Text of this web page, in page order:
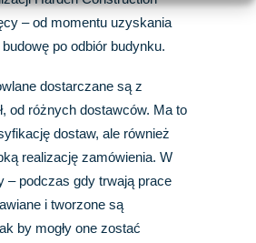
– od momentu uzyskania
po odbiór budynku.
dostarczane są z
od różnych dostawców. Ma to
dostaw, ale również
realizację zamówienia. W
– podczas gdy trwają prace
i tworzone są
by mogły one zostać